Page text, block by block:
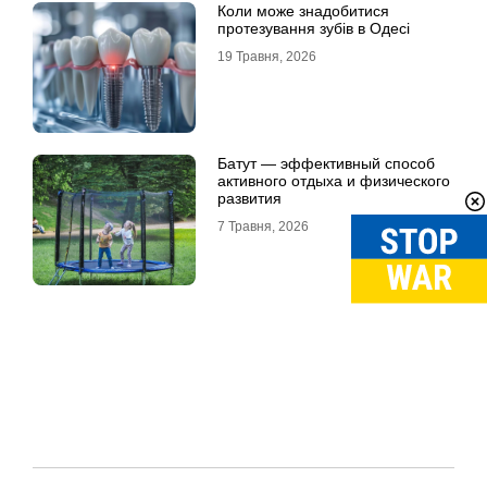
Коли може знадобитися
протезування зубів в Одесі
19 Травня, 2026
Батут — эффективный способ
активного отдыха и физического
развития
7 Травня, 2026